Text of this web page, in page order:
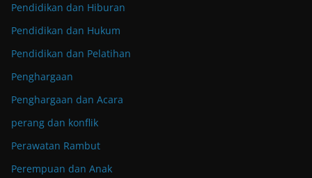
Pendidikan dan Hiburan
Pendidikan dan Hukum
Pendidikan dan Pelatihan
Penghargaan
Penghargaan dan Acara
perang dan konflik
Perawatan Rambut
Perempuan dan Anak